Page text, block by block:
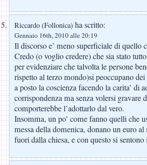
Riccardo (Follonica) ha scritto:
Gennaio 16th, 2010 alle 20:19
Il discorso e’ meno superficiale di quello
Credo (o voglio credere) che sia stato
per evidenziare che talvolta le persone
rispetto al terzo mondo)si peoccupano
a posto la coscienza facendo la carita’ di
corrispondenza ma senza volersi gravare
comporterebbe l’adottarlo dal vero.
Insomma, un po’ come fanno quelli che
messa della domenica, donano un euro
fuori dalla chiesa, e con questo si